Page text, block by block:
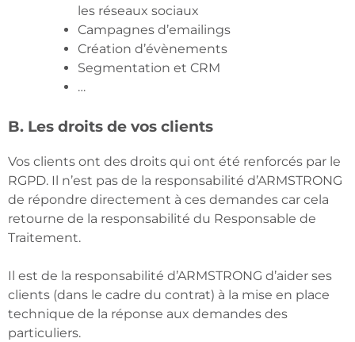
les réseaux sociaux
Campagnes d’emailings
Création d’évènements
Segmentation et CRM
…
B. Les droits de vos clients
Vos clients ont des droits qui ont été renforcés par le
RGPD. Il n’est pas de la responsabilité d’ARMSTRONG
de répondre directement à ces demandes car cela
retourne de la responsabilité du Responsable de
Traitement.
Il est de la responsabilité d’ARMSTRONG d’aider ses
clients (dans le cadre du contrat) à la mise en place
technique de la réponse aux demandes des
particuliers.